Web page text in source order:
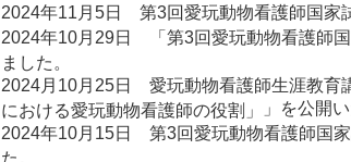
2024年11月5日 第3回愛玩動物看護師国家
2024年10月29日 「 第3回愛玩動物看護師
ました。
2024月10月25日 愛玩動物看護師生涯教育
における愛玩動物看護師の役割」
」を公開
2024年10月15日 第3回愛玩動物看護師国
た。